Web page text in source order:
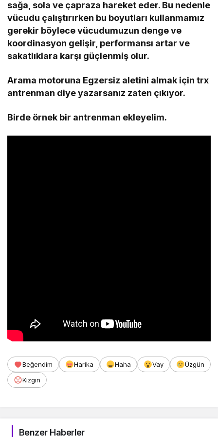
sağa, sola ve çapraza hareket eder. Bu nedenle
vücudu çalıştırırken bu boyutları kullanmamız
gerekir böylece vücudumuzun denge ve
koordinasyon gelişir, performansı artar ve
sakatlıklara karşı güçlenmiş olur.
Arama motoruna Egzersiz aletini almak için trx
antrenman diye yazarsanız zaten çıkıyor.
Birde örnek bir antrenman ekleyelim.
Beğendim Harika Haha Vay
Üzgün
Kızgın
Benzer Haberler